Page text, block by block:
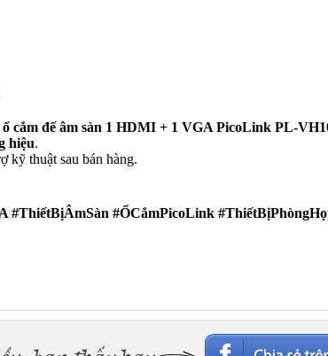
ổ cắm đế âm sàn 1 HDMI + 1 VGA PicoLink PL-
hiệu.
kỹ thuật sau bán hàng.
#ThiếtBịÂmSàn #ỔCắmPicoLink